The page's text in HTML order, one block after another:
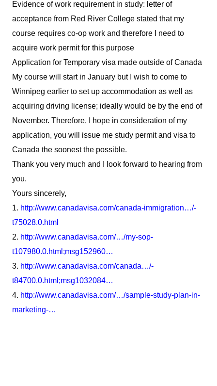
Evidence of work requirement in study: letter of
acceptance from Red River College stated that my
course requires co-op work and therefore I need to
acquire work permit for this purpose
Application for Temporary visa made outside of Canada
My course will start in January but I wish to come to
Winnipeg earlier to set up accommodation as well as
acquiring driving license; ideally would be by the end of
November. Therefore, I hope in consideration of my
application, you will issue me study permit and visa to
Canada the soonest the possible.
Thank you very much and I look forward to hearing from
you.
Yours sincerely,
1. http://www.canadavisa.com/canada-immigration…/-
t75028.0.html
2. http://www.canadavisa.com/…/my-sop-
t107980.0.html;msg152960…
3. http://www.canadavisa.com/canada…/-
t84700.0.html;msg1032084…
4. http://www.canadavisa.com/…/sample-study-plan-in-
marketing-…